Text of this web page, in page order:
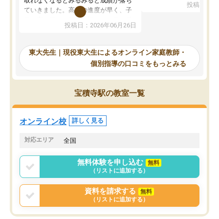
ていきました。高校の進度が早く、子
供も家に帰って勉強の話すると嫌な反
応を示します。東大先生にお願いして
れるので、親としても安心です。毎日
使える自習室とかもあり、わからない
ところがあれば先生が回答してくれる
のも重宝しています。
投稿日：2026年06月26日
で、当初は模試でD判定
自習室が毎日使えていつ
るのが心強かったよう
謝です。
投稿日：
東大先生｜現役東大生によるオンライン家庭教師・
個別指導の口コミをもっとみる
宝積寺駅の教室一覧
オンライン校 詳しく見る
対応エリア 全国
無料体験を申し込む
無料
（リストに追加する）
資料を請求する
無料
（リストに追加する）